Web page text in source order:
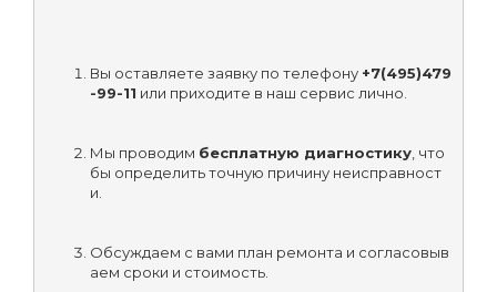
Вы оставляете заявку по телефону +7(495)479
-99-11 или приходите в наш сервис лично.
Мы проводим бесплатную диагностику, что
бы определить точную причину неисправност
и.
Обсуждаем с вами план ремонта и согласовыв
аем сроки и стоимость.